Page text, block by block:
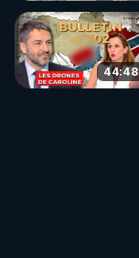
44:48